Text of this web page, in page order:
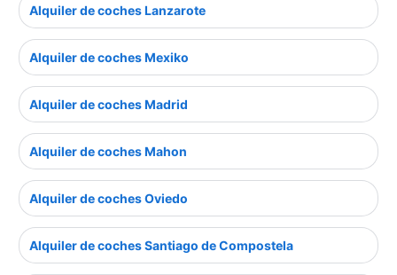
Alquiler de coches Lanzarote
Alquiler de coches Mexiko
Alquiler de coches Madrid
Alquiler de coches Mahon
Alquiler de coches Oviedo
Alquiler de coches Santiago de Compostela